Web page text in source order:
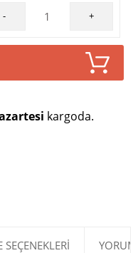
- +
kargoda.